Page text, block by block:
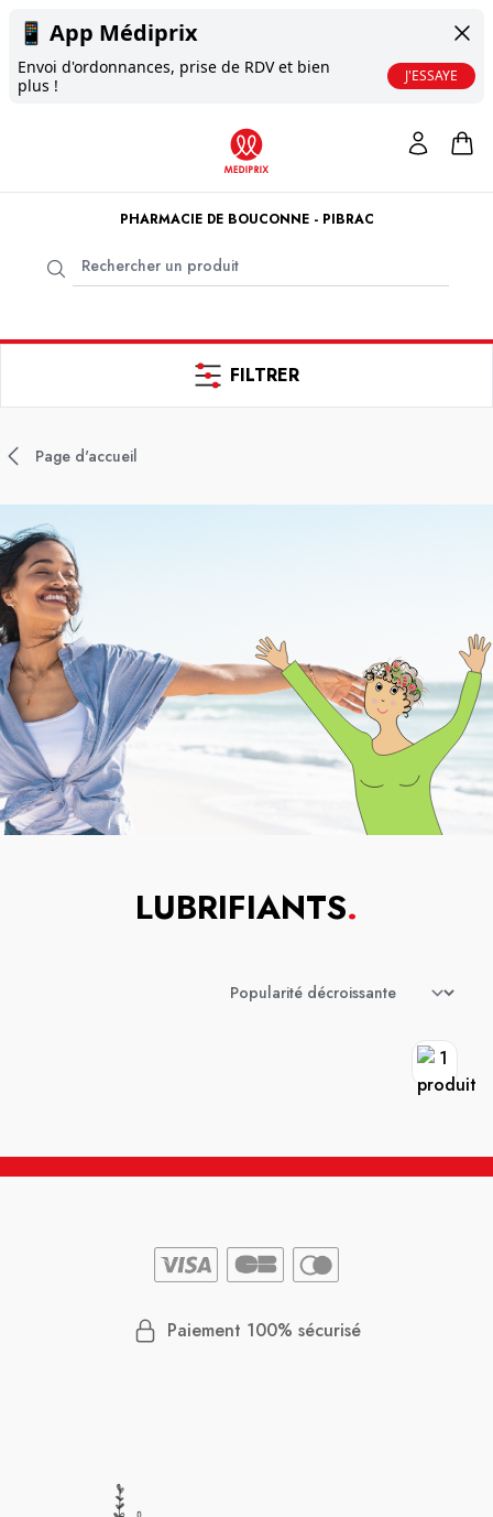
📱 App Médiprix
Envoi d'ordonnances, prise de RDV et bien
plus !
J'ESSAYE
PHARMACIE DE BOUCONNE - PIBRAC
FILTRER
Page d'accueil
LUBRIFIANTS.
Paiement 100% sécurisé